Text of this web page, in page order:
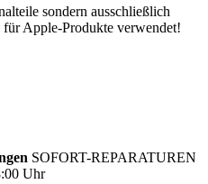
sondern ausschließlich
Apple-Produkte verwendet!
SOFORT-REPARATUREN
Uhr